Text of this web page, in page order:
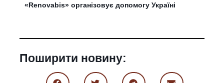
«Renovabis» організовує допомогу Україні
Поширити новину: